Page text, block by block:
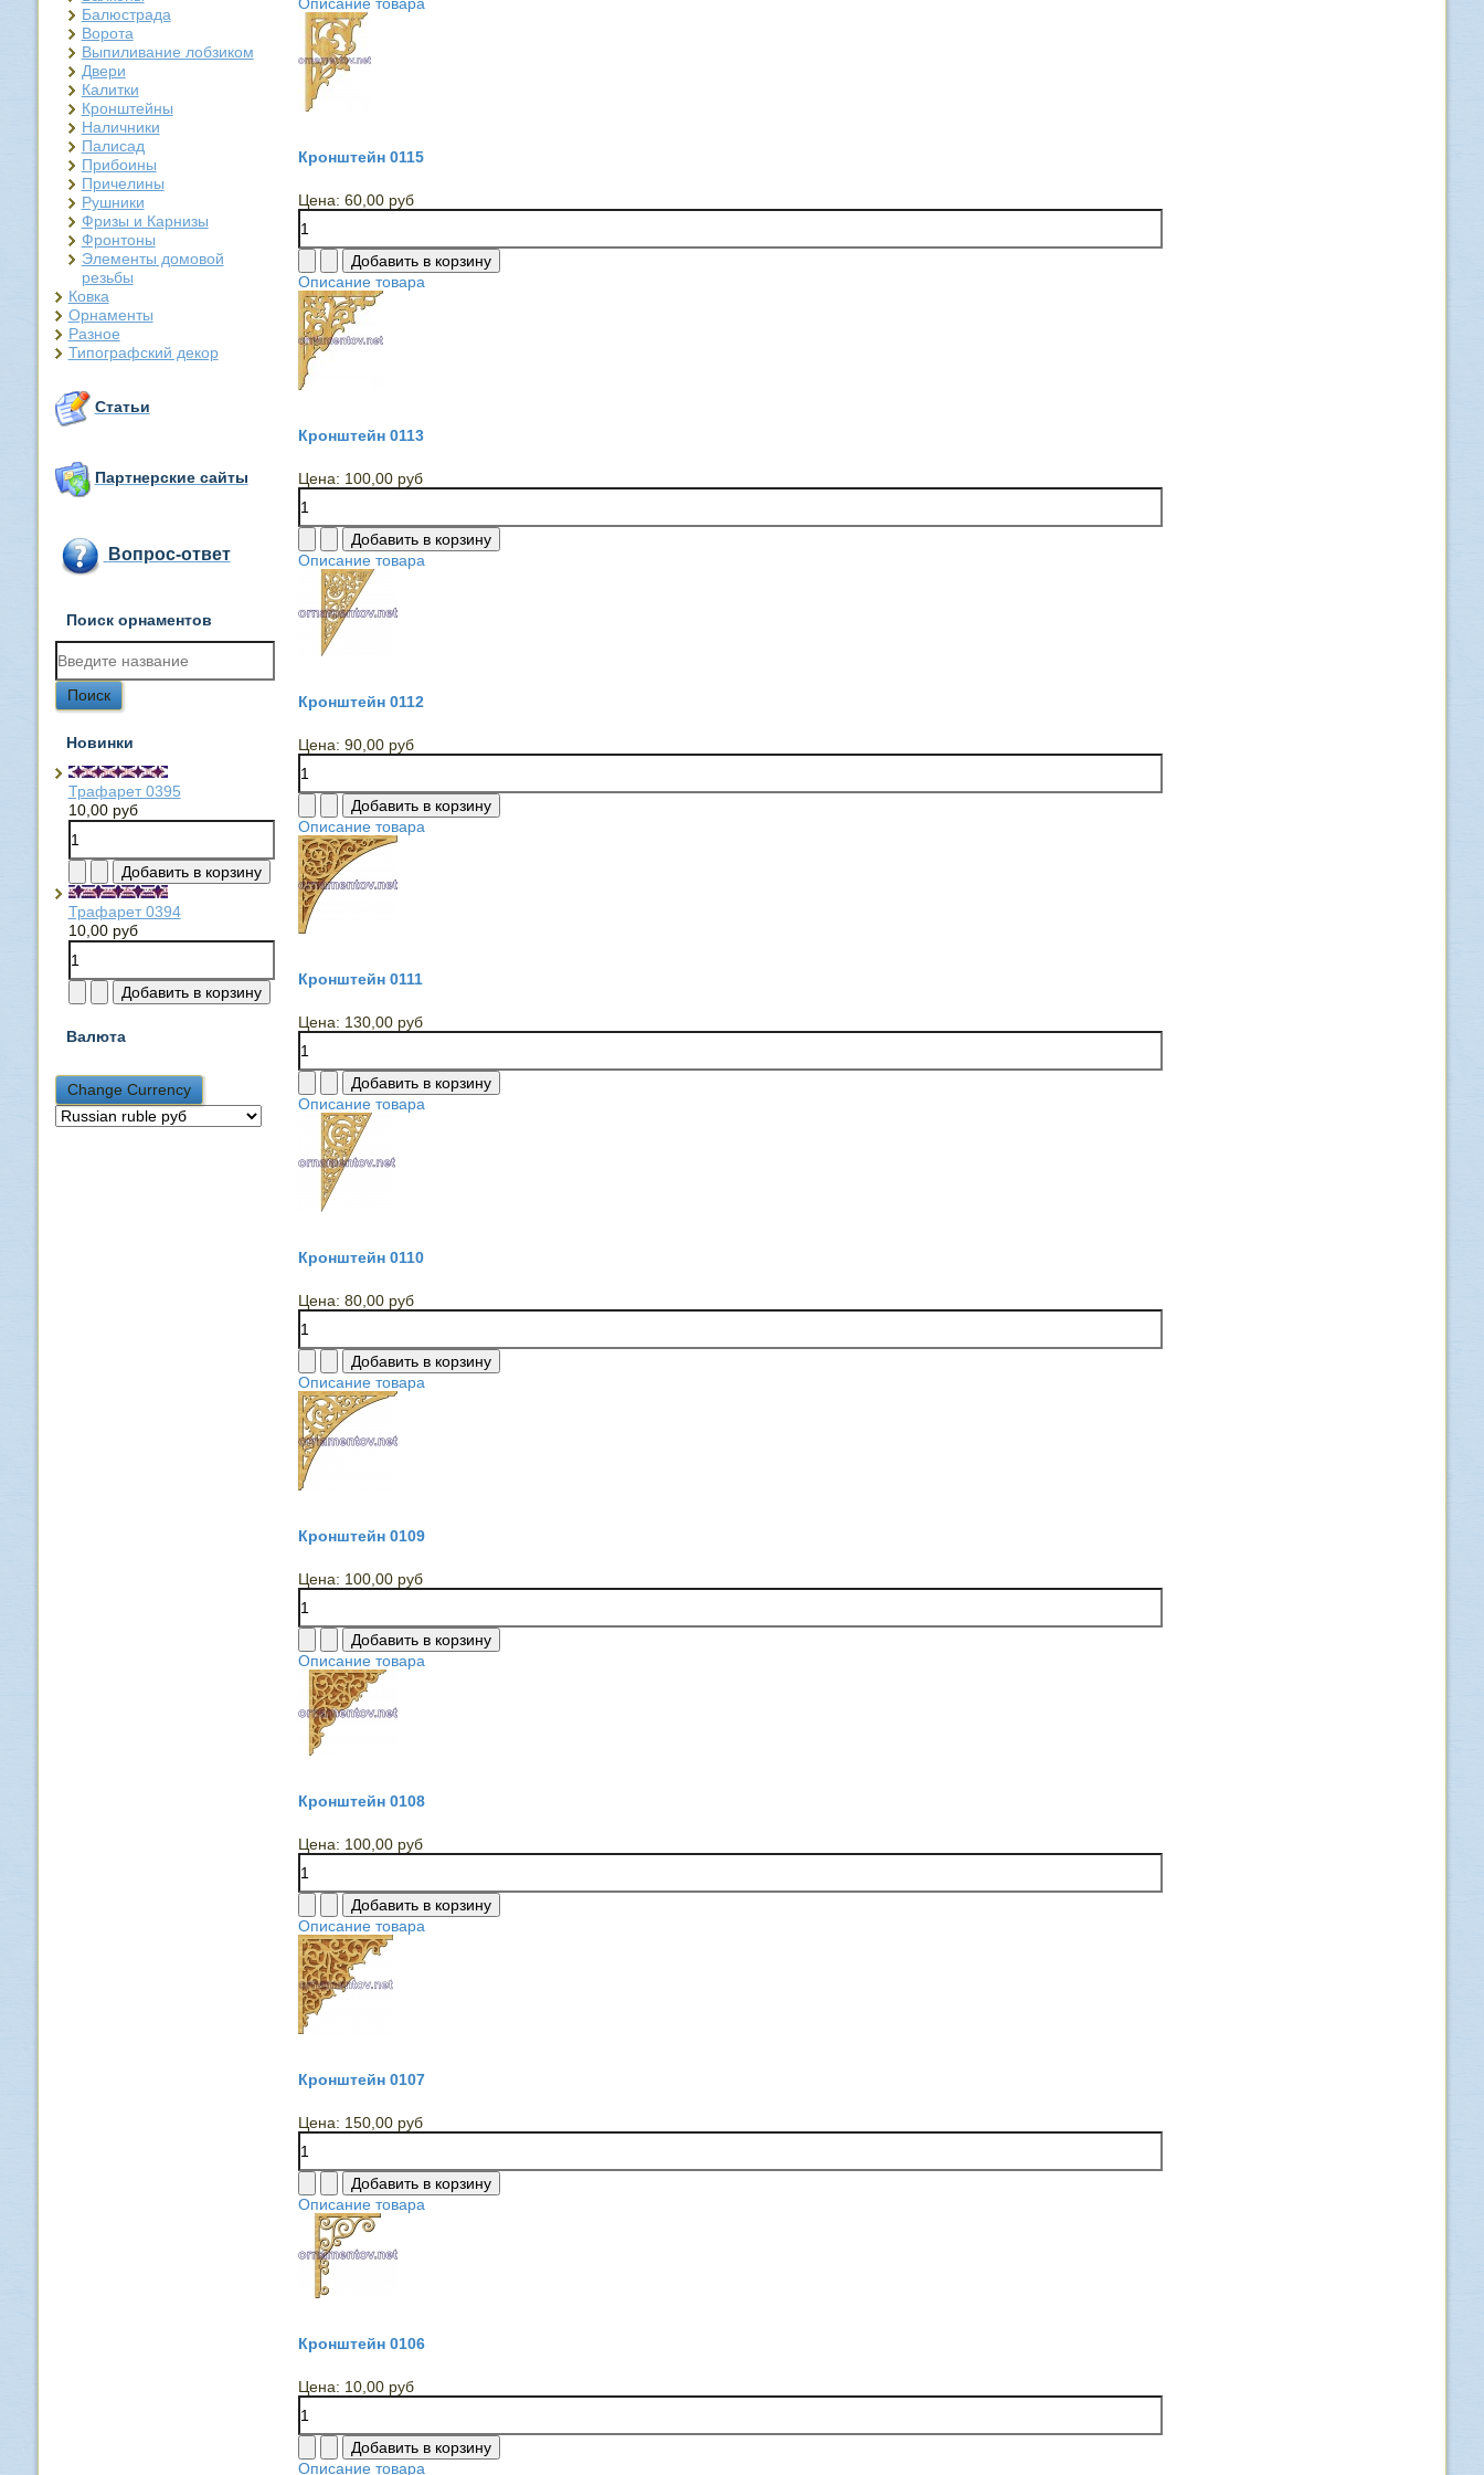
Балюстрада
Ворота
Выпиливание лобзиком
Двери
Калитки
Кронштейны
Наличники
Палисад
Прибоины
Причелины
Рушники
Фризы и Карнизы
Фронтоны
Элементы домовой
резьбы
Ковка
Орнаменты
Разное
Типографский декор
Статьи
Партнерские сайты
Вопрос-ответ
Поиск орнаментов
Новинки
Трафарет 0395
10,00 руб
Трафарет 0394
10,00 руб
Валюта
Кронштейн 0115
Цена: 60,00 руб
Описание товара
Кронштейн 0113
Цена: 100,00 руб
Описание товара
Кронштейн 0112
Цена: 90,00 руб
Описание товара
Кронштейн 0111
Цена: 130,00 руб
Описание товара
Кронштейн 0110
Цена: 80,00 руб
Описание товара
Кронштейн 0109
Цена: 100,00 руб
Описание товара
Кронштейн 0108
Цена: 100,00 руб
Описание товара
Кронштейн 0107
Цена: 150,00 руб
Описание товара
Кронштейн 0106
Цена: 10,00 руб
Описание товара